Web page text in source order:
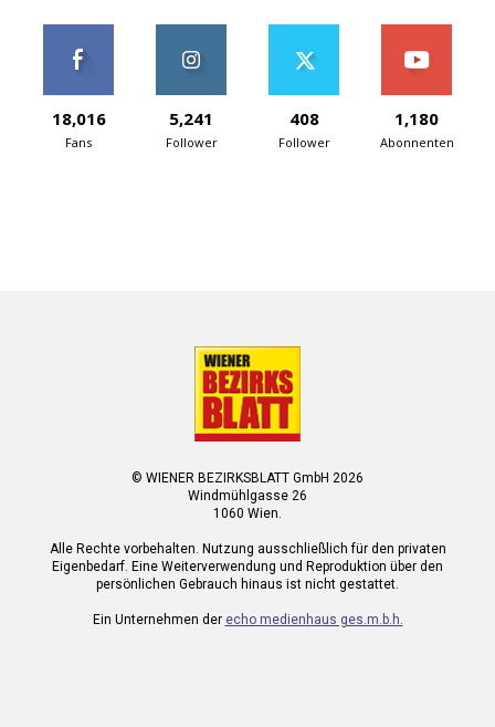
18,016
Fans
5,241
Follower
408
Follower
1,180
Abonnenten
© WIENER BEZIRKSBLATT GmbH 2026
Windmühlgasse 26
1060 Wien.
Alle Rechte vorbehalten. Nutzung ausschließlich für den privaten
Eigenbedarf. Eine Weiterverwendung und Reproduktion über den
persönlichen Gebrauch hinaus ist nicht gestattet.
Ein Unternehmen der echo medienhaus ges.m.b.h.